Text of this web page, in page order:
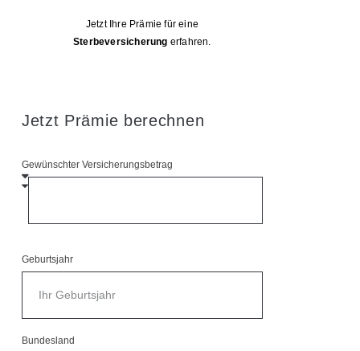
Jetzt Ihre Prämie für eine
Sterbeversicherung erfahren.
Jetzt Prämie berechnen
Gewünschter Versicherungsbetrag
Geburtsjahr
Bundesland